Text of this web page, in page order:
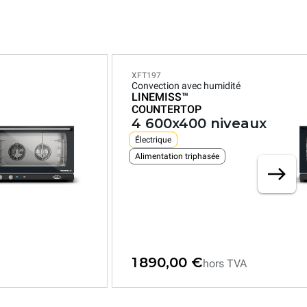
XFT197
Convection avec humidité
LINEMISS™
COUNTERTOP
4 600x400 niveaux
Électrique
Alimentation triphasée
1 890,00 €hors TVA